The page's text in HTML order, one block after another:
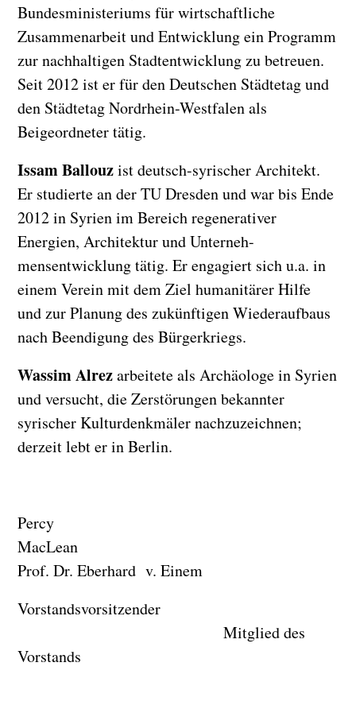
Bundesministeriums für wirtschaftliche
Zusammenarbeit und Entwicklung ein Programm
zur nachhaltigen Stadtentwicklung zu betreuen.
Seit 2012 ist er für den Deutschen Städtetag und
den Städtetag Nordrhein-Westfalen als
Beigeordneter tätig.
Issam Ballouzist deutsch-syrischer Architekt.
Er studierte an der TU Dresden und war bis Ende
2012 in Syrien im Bereich regenerativer
Energien, Architektur und Unterneh-
mensentwicklung tätig. Er engagiert sich u.a. in
einem Verein mit dem Ziel humanitärer Hilfe
und zur Planung des zukünftigen Wiederaufbaus
nach Beendigung des Bürgerkriegs.
Wassim Alrezarbeitete als Archäologe in Syrien
und versucht, die Zerstörungen bekannter
syrischer Kulturdenkmäler nachzuzeichnen;
derzeit lebt er in Berlin.
Percy
Prof. Dr. Eberhard v. Einem
Vorstandsvorsitzender
Mitglied des
Vorstands